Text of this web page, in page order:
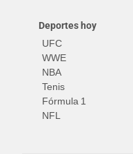
Deportes hoy
UFC
WWE
NBA
Tenis
Fórmula 1
NFL